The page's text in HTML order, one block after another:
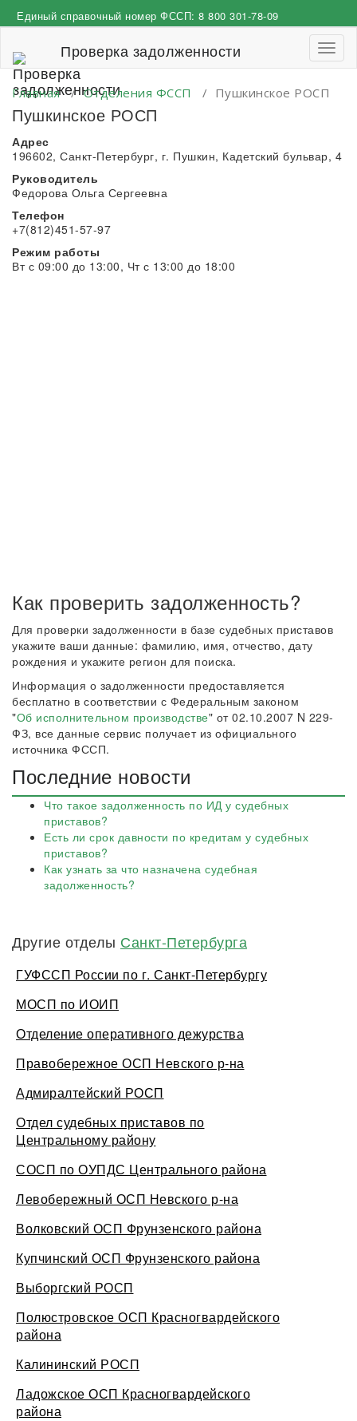
к
Единый справочный номер ФССП: 8 800 301-78-09
Проверка задолженности
Главная/Отделения ФССП / Пушкинское РОСП
Пушкинское РОСП
Адрес
196602, Санкт-Петербург, г. Пушкин, Кадетский бульвар, 4
Руководитель
Федорова Ольга Сергеевна
Телефон
+7(812)451-57-97
Режим работы
Вт с 09:00 до 13:00, Чт с 13:00 до 18:00
Как проверить задолженность?
Для проверки задолженности в базе судебных приставов
укажите ваши данные: фамилию, имя, отчество, дату
рождения и укажите регион для поиска.
Информация о задолженности предоставляется
бесплатно в соответствии с Федеральным законом
"Об исполнительном производстве" от 02.10.2007 N 229-
ФЗ, все данные сервис получает из официального
источника ФССП.
Последние новости
Что такое задолженность по ИД у судебных
приставов?
Есть ли срок давности по кредитам у судебных
приставов?
Как узнать за что назначена судебная
задолженность?
Другие отделы Санкт-Петербурга
ГУФССП России по г. Санкт-Петербургу
МОСП по ИОИП
Отделение оперативного дежурства
Правобережное ОСП Невского р-на
Адмиралтейский РОСП
Отдел судебных приставов по
Центральному району
СОСП по ОУПДС Центрального района
Левобережный ОСП Невского р-на
Волковский ОСП Фрунзенского района
Купчинский ОСП Фрунзенского района
Выборгский РОСП
Полюстровское ОСП Красногвардейского
района
Калининский РОСП
Ладожское ОСП Красногвардейского
района